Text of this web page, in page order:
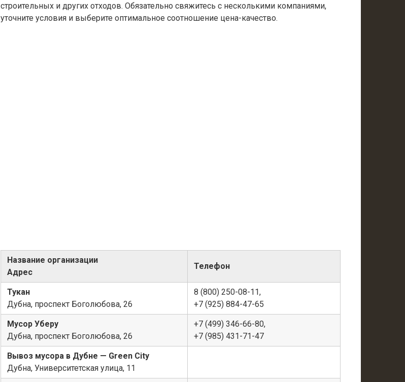
строительных и других отходов. Обязательно свяжитесь с несколькими компаниями,
уточните условия и выберите оптимальное соотношение цена-качество.
Название организации
Адрес
Телефон
Тукан
Дубна, проспект Боголюбова, 26
8 (800) 250-08-11,
+7 (925) 884-47-65
Мусор Уберу
Дубна, проспект Боголюбова, 26
+7 (499) 346-66-80,
+7 (985) 431-71-47
Вывоз мусора в Дубне — Green City
Дубна, Университетская улица, 11